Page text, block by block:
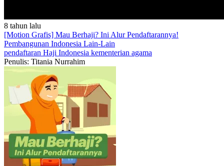
8 tahun lalu
[Motion Grafis] Mau Berhaji? Ini Alur Pendaftarannya!
Pembangunan Indonesia Lain-Lain
pendaftaran Haji Indonesia kementerian agama
Penulis: Titania Nurrahim